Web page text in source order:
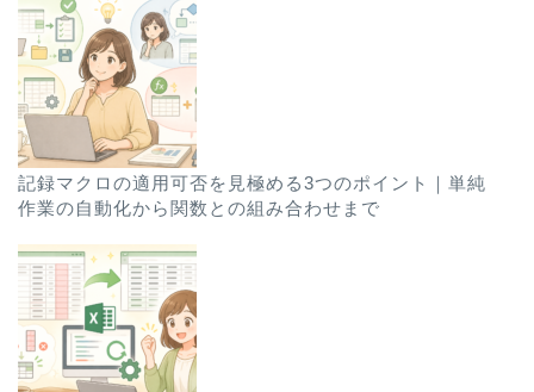
記録マクロの適用可否を見極める3つのポイント｜単純
作業の自動化から関数との組み合わせまで